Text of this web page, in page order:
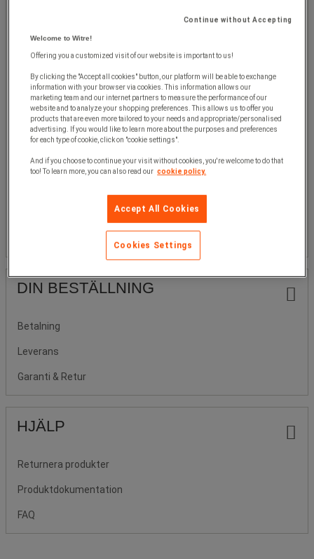
Blog
E-handelslösningar
Tilläggstjänster
Köpvillkor
Integritetspolicy
Cookie policy
DIN BESTÄLLNING
Betalning
Leverans
Garanti & Retur
HJÄLP
Returnera produkter
Produktdokumentation
FAQ
Continue without Accepting
Welcome to Witre!
Offering you a customized visit of our website is important to us!
By clicking the "Accept all cookies" button, our platform will be able to exchange
information with your browser via cookies. This information allows our
marketing team and our internet partners to measure the performance of our
website and to analyze your shopping preferences. This allows us to offer you
products that are even more tailored to your needs and appropriate/personalised
advertising. If you would like to learn more about the purposes and preferences
for each type of cookie, click on "cookie settings".
And if you choose to continue your visit without cookies, you're welcome to do that
too! To learn more, you can also read our cookie policy.
Accept All Cookies
Cookies Settings